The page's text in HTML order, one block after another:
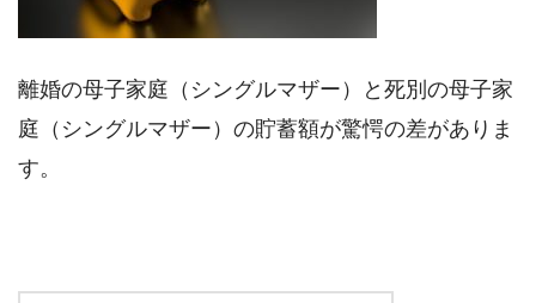
離婚の母子家庭（シングルマザー）と死別の母子家
庭（シングルマザー）の貯蓄額が驚愕の差がありま
す。